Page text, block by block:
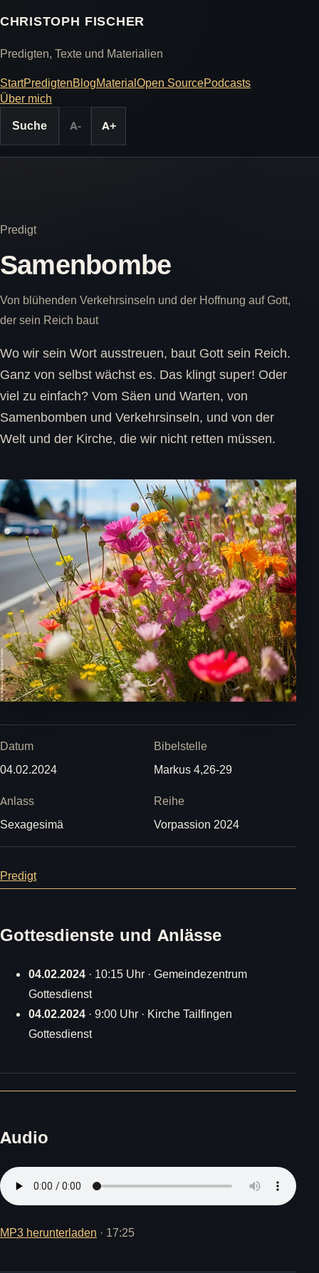
CHRISTOPH FISCHER
Predigten, Texte und Materialien
StartPredigtenBlogMaterialOpen SourcePodcasts
Über mich
Suche
A- A+
Predigt
Samenbombe
Von blühenden Verkehrsinseln und der Hoffnung auf Gott,
der sein Reich baut
Wo wir sein Wort ausstreuen, baut Gott sein Reich.
Ganz von selbst wächst es. Das klingt super! Oder
viel zu einfach? Vom Säen und Warten, von
Samenbomben und Verkehrsinseln, und von der
Welt und der Kirche, die wir nicht retten müssen.
Datum
04.02.2024
Bibelstelle
Markus 4,26-29
Anlass
Sexagesimä
Reihe
Vorpassion 2024
Predigt
Gottesdienste und Anlässe
04.02.2024 · 10:15 Uhr · Gemeindezentrum
Gottesdienst
04.02.2024 · 9:00 Uhr · Kirche Tailfingen
Gottesdienst
Audio
MP3 herunterladen · 17:25